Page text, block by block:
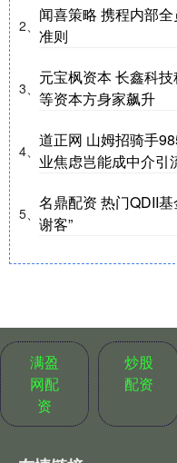
2、
闻喜策略 携程内部
准则
3、
元宝枫资本 长鑫科
等资本方身家飙升
4、
道正网 山姆招骑手
业焦虑岂能成中介引
5、
名鼎配资 热门QDII
谢客”
满盈
网配
资
炒股
配资